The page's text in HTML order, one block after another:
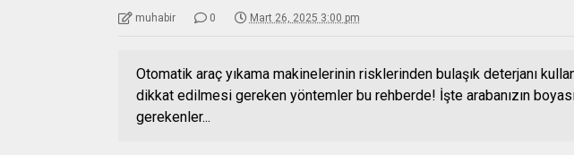
muhabir 0 Mart 26, 2025 3:00 pm
Otomatik araç yıkama makinelerinin risklerinden bulaşık deterjanı
dikkat edilmesi gereken yöntemler bu rehberde! İşte arabanızın
gerekenler...